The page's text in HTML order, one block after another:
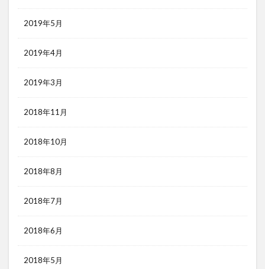
2019年5月
2019年4月
2019年3月
2018年11月
2018年10月
2018年8月
2018年7月
2018年6月
2018年5月